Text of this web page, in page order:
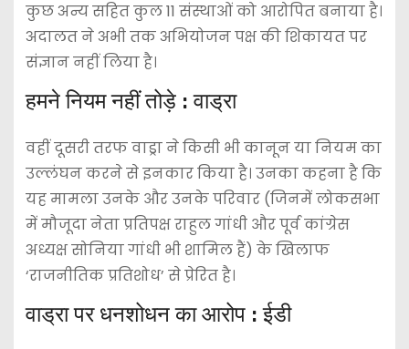
कुछ अन्य सहित कुल 11 संस्थाओं को आरोपित बनाया है।
अदालत ने अभी तक अभियोजन पक्ष की शिकायत पर
संज्ञान नहीं लिया है।
हमने नियम नहीं तोड़े : वाड्रा
वहीं दूसरी तरफ वाड्रा ने किसी भी कानून या नियम का
उल्लंघन करने से इनकार किया है। उनका कहना है कि
यह मामला उनके और उनके परिवार (जिनमें लोकसभा
में मौजूदा नेता प्रतिपक्ष राहुल गांधी और पूर्व कांग्रेस
अध्यक्ष सोनिया गांधी भी शामिल हैं) के खिलाफ
‘राजनीतिक प्रतिशोध’ से प्रेरित है।
वाड्रा पर धनशोधन का आरोप : ईडी